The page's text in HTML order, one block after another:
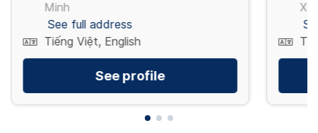
Minh
See full address
Tiếng Việt, English
See profile